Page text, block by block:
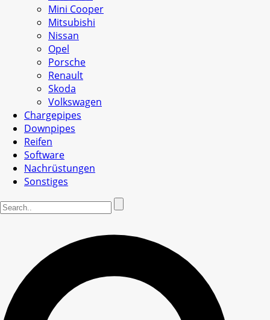
Mini Cooper
Mitsubishi
Nissan
Opel
Porsche
Renault
Skoda
Volkswagen
Chargepipes
Downpipes
Reifen
Software
Nachrüstungen
Sonstiges